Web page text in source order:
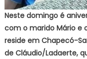
Neste domingo é
com o marido Mário e
reside em Chapecó-
de Cláudio/Ladaerte,